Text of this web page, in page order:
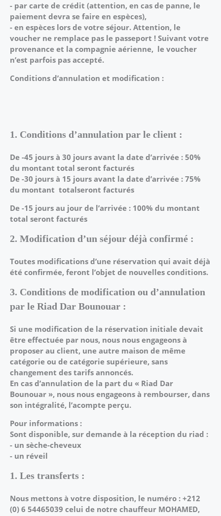
- par carte de crédit (attention, en cas de panne, le
paiement devra se faire en espèces),
- en espèces lors de votre séjour. Attention, le
voucher ne remplace pas le passeport ! Suivant votre
provenance et la compagnie aérienne, le voucher
n’est parfois pas accepté.
Conditions d’annulation et modification :
1. Conditions d’annulation par le client :
De -45 jours à 30 jours avant la date d’arrivée : 50%
du montant total seront facturés
De -30 jours à 15 jours avant la date d’arrivée : 75%
du montant totalseront facturés
De -15 jours au jour de l’arrivée : 100% du montant
total seront facturés
2. Modification d’un séjour déjà confirmé :
Toutes modifications d’une réservation qui avait déjà
été confirmée, feront l’objet de nouvelles conditions.
3. Conditions de modification ou d’annulation
par le Riad Dar Bounouar :
Si une modification de la réservation initiale devait
être effectuée par nous, nous nous engageons à
proposer au client, une autre maison de même
catégorie ou de catégorie supérieure, sans
changement des tarifs annoncés.
En cas d’annulation de la part du « Riad Dar
Bounouar », nous nous engageons à rembourser, dans
son intégralité, l’acompte perçu.
Pour informations :
Sont disponible, sur demande à la réception du riad :
- un sèche-cheveux
- un réveil
1. Les transferts :
Nous mettons à votre disposition, le numéro : +212
(0) 6 54465039 celui de notre chauffeur MOHAMED,